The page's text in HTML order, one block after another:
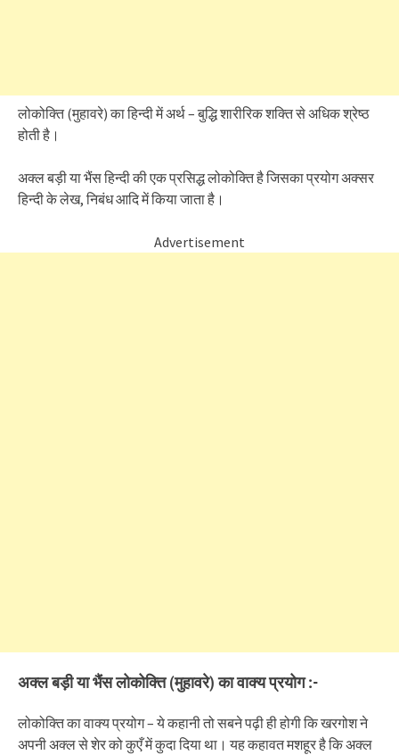
लोकोक्ति (मुहावरे) का हिन्दी में अर्थ – बुद्धि शारीरिक शक्ति से अधिक श्रेष्ठ
होती है।
अक्ल बड़ी या भैंस हिन्दी की एक प्रसिद्ध लोकोक्ति है जिसका प्रयोग अक्सर
हिन्दी के लेख, निबंध आदि में किया जाता है।
Advertisement
अक्ल बड़ी या भैंस लोकोक्ति (मुहावरे) का वाक्य प्रयोग :-
लोकोक्ति का वाक्य प्रयोग – ये कहानी तो सबने पढ़ी ही होगी कि खरगोश ने
अपनी अक्ल से शेर को कुएँ में कुदा दिया था। यह कहावत मशहूर है कि अक्ल